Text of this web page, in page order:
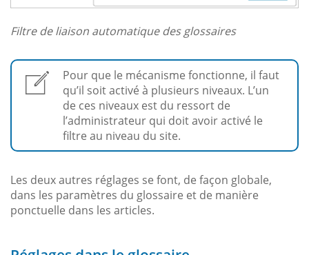
Filtre de liaison automatique des glossaires
Pour que le mécanisme fonctionne, il faut
qu’il soit activé à plusieurs niveaux. L’un
de ces niveaux est du ressort de
l’administrateur qui doit avoir activé le
filtre au niveau du site.
Les deux autres réglages se font, de façon globale,
dans les paramètres du glossaire et de manière
ponctuelle dans les articles.